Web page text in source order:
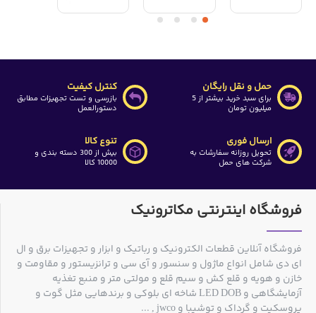
حمل و نقل رایگان
برای سبد خرید بیشتر از 5
میلیون تومان
کنترل کیفیت
بازرسی و تست تجهیزات مطابق
دستورالعمل
ارسال فوری
تحویل روزانه سفارشات به
شرکت های حمل
تنوع کالا
بیش از 300 دسته بندی و
10000 کالا
فروشگاه اینترنتی مکاترونیک
فروشگاه آنلاین قطعات الکترونیک و رباتیک و ابزار و تجهیزات برق و ال
ای دی شامل انواع ماژول و سنسور و آی سی و ترانزیستور و مقاومت و
خازن و هویه و قلع کش و سیم قلع و مولتی متر و منبع تغذیه
آزمایشگاهی و LED DOB شاخه ای بلوکی و برندهایی مثل گوت و
پروسکیت و گرداک و توشیبا و jwco , ...